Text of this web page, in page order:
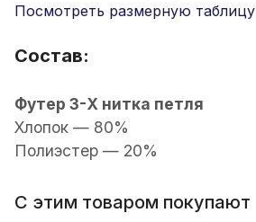
Посмотреть размерную таблицу
Состав:
Футер 3-Х нитка петля
Хлопок — 80%
Полиэстер — 20%
С этим товаром покупают